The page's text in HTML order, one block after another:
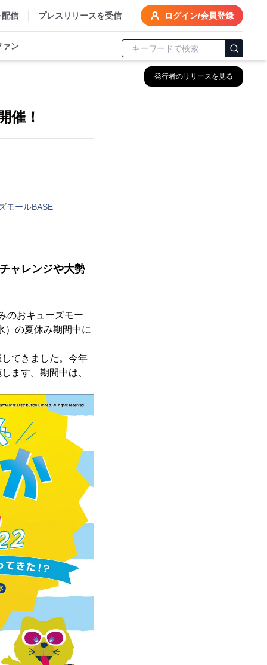
配信 プレスリリースを受信 ログイン/会員登録
ァン
発行者のリリースを見る
催！
モールBASE
ャレンジや大勢
のおキューズモー
）の夏休み期間中に
てきました。今年
ます。期間中は、